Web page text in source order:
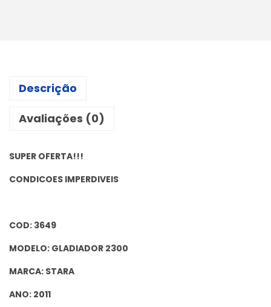
Descrição
Avaliações (0)
SUPER OFERTA!!!
CONDICOES IMPERDIVEIS
COD: 3649
MODELO: GLADIADOR 2300
MARCA: STARA
ANO: 2011